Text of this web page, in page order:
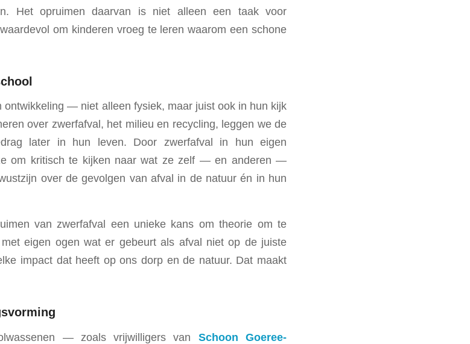
Het opruimen daarvan is niet alleen een taak voor
om kinderen vroeg te leren waarom een schone
ontwikkeling — niet alleen fysiek, maar juist ook in hun kijk
over zwerfafval, het milieu en recycling, leggen we de
later in hun leven. Door zwerfafval in hun eigen
om kritisch te kijken naar wat ze zelf — en anderen —
over de gevolgen van afval in de natuur én in hun
van zwerfafval een unieke kans om theorie om te
eigen ogen wat er gebeurt als afval niet op de juiste
impact dat heeft op ons dorp en de natuur. Dat maakt
— zoals vrijwilligers van Schoon Goeree-